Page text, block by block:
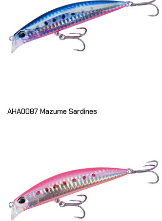
AHA0087 Mazume Sardines